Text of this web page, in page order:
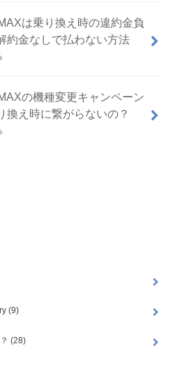
は乗り換え時の違約金負
約金なしで払わない方法
の機種変更キャンペーン
換え時に繋がらないの？
(9)
(28)